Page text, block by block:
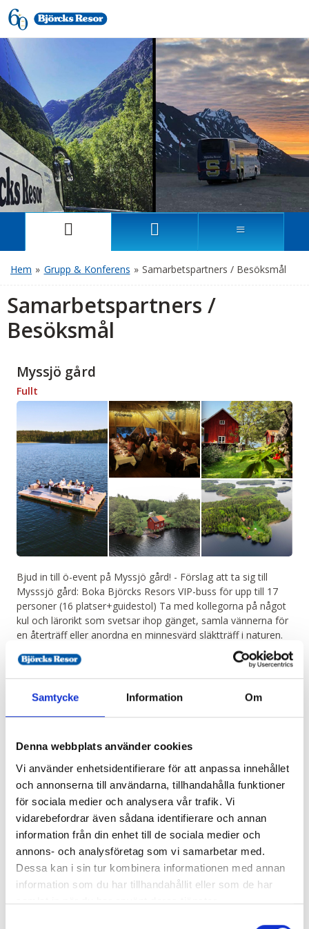
Samtycke Information Om
Denna webbplats använder cookies
Vi använder enhetsidentifierare för att anpassa innehållet
och annonserna till användarna, tillhandahålla funktioner
för sociala medier och analysera vår trafik. Vi
vidarebefordrar även sådana identifierare och annan
information från din enhet till de sociala medier och
annons- och analysföretag som vi samarbetar med.
Dessa kan i sin tur kombinera informationen med annan
information som du har tillhandahållit eller som de har
samlat in när du har använt deras tjänster.
Hem » Grupp & Konferens » Samarbetspartners / Besöksmål
Samarbetspartners /
Besöksmål
Myssjö gård
Fullt
Bjud in till ö-event på Myssjö gård! - Förslag att ta sig till
Mysssjö gård: Boka Björcks Resors VIP-buss för upp till 17
personer (16 platser+guidestol) Ta med kollegorna på något
kul och lärorikt som svetsar ihop gänget, samla vännerna för
en återträff eller anordna en minnesvärd släktträff i naturen.
Att träffas, övernatta och göra en trevlig aktivitet tillsammans
skapar minnen för livet. Ibland kan det enklaste bli det mest
minnesvärda. Myssjö gård ligger på ön Myssjö, mitt i n...
Läs mer
9/8
Dygnskryssning till Åbo med Glory
från 675:-
9/8